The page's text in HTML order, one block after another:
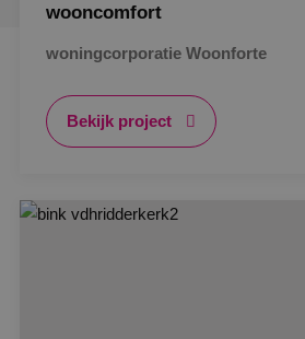
wooncomfort
woningcorporatie Woonforte
Bekijk project